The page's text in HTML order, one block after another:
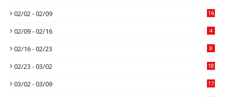
02/02 - 02/09 16
02/09 - 02/16 4
02/16 - 02/23 8
02/23 - 03/02 18
03/02 - 03/09 17